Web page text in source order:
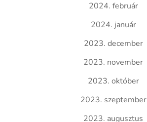
2024. február
2024. január
2023. december
2023. november
2023. október
2023. szeptember
2023. augusztus